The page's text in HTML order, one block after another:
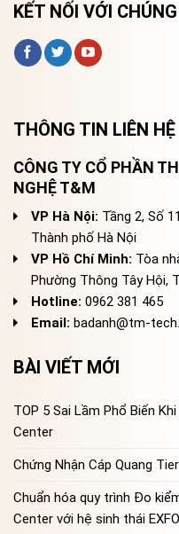
KẾT NỐI VỚI
THÔNG TIN LIÊN HỆ
CÔNG TY CỔ PHẦN
NGHỆ T&M
VP Hà Nội: Tầng 2, Số
Thành phố Hà Nội
VP Hồ Chí Minh: Tòa
Phường Thông Tây Hội,
Hotline: 0962 381 465
Email: badanh@tm-
BÀI VIẾT MỚI
TOP 5 Sai Lầm Phổ Biến
Center
Chứng Nhận Cáp Quang
Chuẩn hóa quy trình Đo
Center với hệ sinh thái EXFO